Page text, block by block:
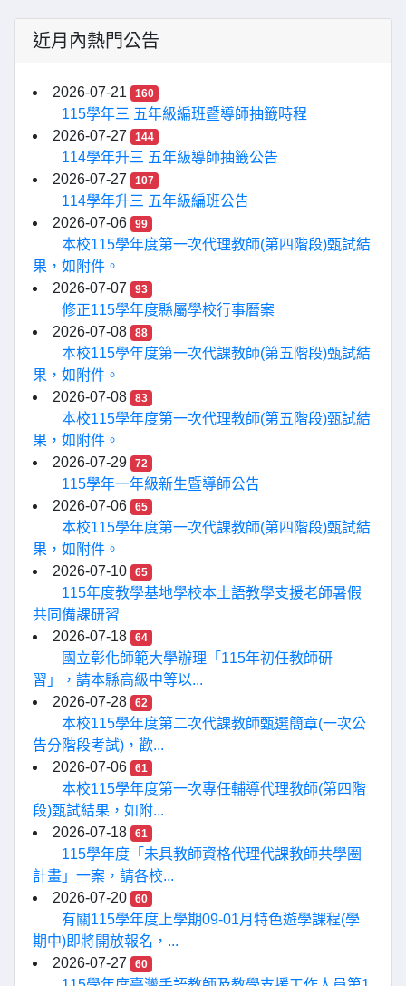
近月內熱門公告
2026-07-21 160
115學年三 五年級編班暨導師抽籤時程
2026-07-27
144
114學年升三 五年級導師抽籤公告
2026-07-27
107
114學年升三 五年級編班公告
2026-07-06
99
本校115學年度第一次代理教師(第四階段)甄試結
果，如附件。
2026-07-07
93
修正115學年度縣屬學校行事曆案
2026-07-08
88
本校115學年度第一次代課教師(第五階段)甄試結
果，如附件。
2026-07-08
83
本校115學年度第一次代理教師(第五階段)甄試結
果，如附件。
2026-07-29
72
115學年一年級新生暨導師公告
2026-07-06
65
本校115學年度第一次代課教師(第四階段)甄試結
果，如附件。
2026-07-10
65
115年度教學基地學校本土語教學支援老師暑假
共同備課研習
2026-07-18
64
國立彰化師範大學辦理「115年初任教師研
習」，請本縣高級中等以...
2026-07-28
62
本校115學年度第二次代課教師甄選簡章(一次公
告分階段考試)，歡...
2026-07-06
61
本校115學年度第一次專任輔導代理教師(第四階
段)甄試結果，如附...
2026-07-18
61
115學年度「未具教師資格代理代課教師共學圈
計畫」一案，請各校...
2026-07-20
60
有關115學年度上學期09-01月特色遊學課程(學
期中)即將開放報名，...
2026-07-27
60